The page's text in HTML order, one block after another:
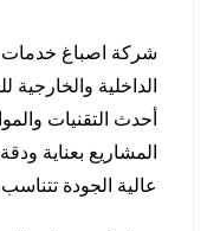
شركة اصباغ خدمات
الداخلية والخارجية
أحدث التقنيات
المشاريع بعناية
عالية الجودة